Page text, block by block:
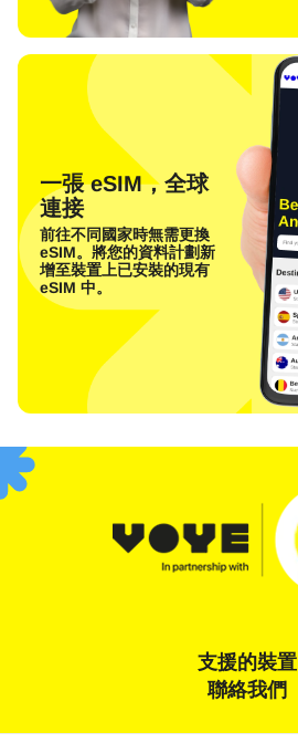
一張 eSIM，全球
連接
前往不同國家時無需更換
eSIM。將您的資料計劃新
增至裝置上已安裝的現有
eSIM 中。
支援的裝置
聯絡我們